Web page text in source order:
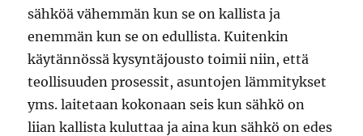
sähköä vähemmän kun se on kallista ja
enemmän kun se on edullista. Kuitenkin
käytännössä kysyntäjousto toimii niin, että
teollisuuden prosessit, asuntojen lämmitykset
yms. laitetaan kokonaan seis kun sähkö on
liian kallista kuluttaa ja aina kun sähkö on edes